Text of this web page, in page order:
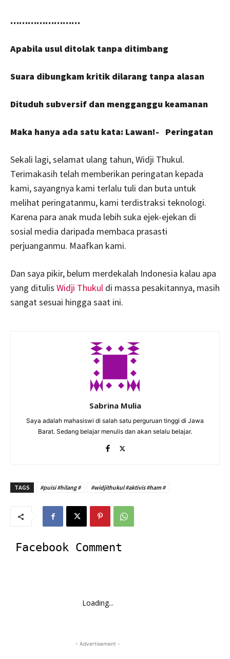
……………………
Apabila usul ditolak tanpa ditimbang
Suara dibungkam kritik dilarang tanpa alasan
Dituduh subversif dan mengganggu keamanan
Maka hanya ada satu kata: Lawan!- Peringatan
Sekali lagi, selamat ulang tahun, Widji Thukul.
Terimakasih telah memberikan peringatan kepada
kami, sayangnya kami terlalu tuli dan buta untuk
melihat peringatanmu, kami terdistraksi teknologi.
Karena para anak muda lebih suka ejek-ejekan di
sosial media daripada membaca prasasti
perjuanganmu. Maafkan kami.
Dan saya pikir, belum merdekalah Indonesia kalau apa
yang ditulis Widji Thukul di massa pesakitannya, masih
sangat sesuai hingga saat ini.
Sabrina Mulia
Saya adalah mahasiswi di salah satu perguruan tinggi di Jawa
Barat. Sedang belajar menulis dan akan selalu belajar.
TAGS #puisi #hilang # #widjithukul #aktivis #ham #
Facebook Comment
Loading...
- Advertisement -